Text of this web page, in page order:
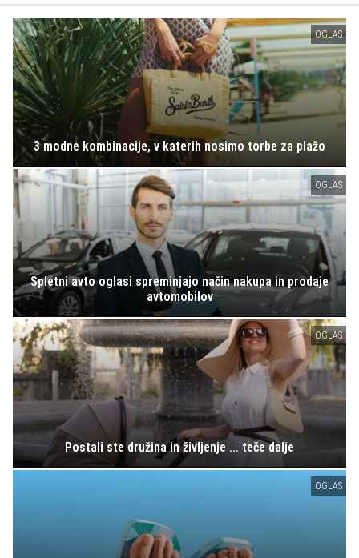
OGLAS
3 modne kombinacije, v katerih nosimo torbe za plažo
OGLAS
Spletni avto oglasi spreminjajo način nakupa in prodaje
avtomobilov
OGLAS
Postali ste družina in življenje ... teče dalje
OGLAS